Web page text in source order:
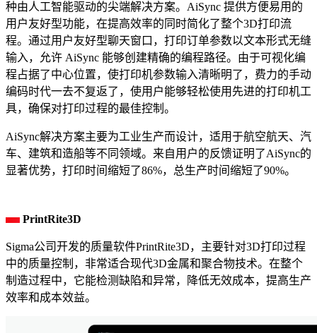
种由人工智能驱动的尖端解决方案。AiSync 提供方便易用的
用户友好型功能，在提高效率的同时简化了整个3D打印流
程。通过用户友好型聊天窗口，打印订单参数以文本形式无缝
输入，允许 AiSync 能够创建精确的编程路径。由于可视化编
程占据了中心位置，使打印机参数输入清晰明了，费力的手动
编码时代一去不复返了，使用户能够轻松使用先进的打印机工
具，确保对打印过程的最佳控制。
AiSync解决方案主要为工业生产而设计，适用于航空航天、汽
车、建筑和造船等不同领域。来自用户的反馈证明了AiSync的
显著优势，打印时间缩短了86%，总生产时间缩短了90%。
PrintRite3D
Sigma公司开发的质量软件PrintRite3D，主要针对3D打印过程
中的质量控制，非常适合现代3D金属和聚合物技术。在整个
制造过程中，它能检测缺陷和异常，降低无效成本，提高生产
效率和成本效益。